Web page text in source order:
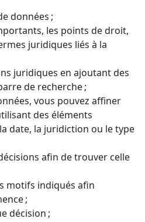
données ;
les points de droit,
juridiques liés à la
juridiques en ajoutant des
de recherche ;
vous pouvez affiner
des éléments
date, la juridiction ou le type
afin de trouver celle
motifs indiqués afin
;
décision ;